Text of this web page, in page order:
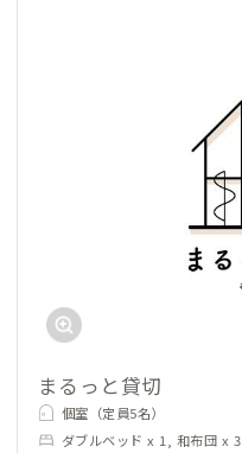
まるっと貸切
個室（定員5名）
ダブルベッド x 1, 和布団 x 3